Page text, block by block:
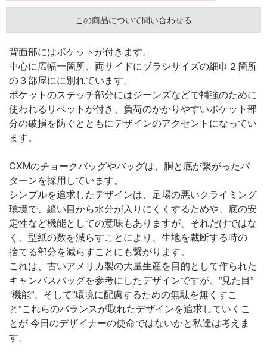
この商品について問い合わせる
背面部にはポケットが付きます。
中心に広幅一箇所、両サイドにブラシサイズの細巾２箇所
の３部屋にに別れています。
ポケットのステッチ部分にはジーンズなどで補強のために
使われるリベットが付き、負荷のかかりやすいポケット部
分の破損を防ぐとともにデザインのアクセントになってい
ます。
CXMのチョークバッグやバッグは、胴と底が繋がったパ
ターンを採用しています。
シンプルを追求したデザインは、足場の悪いクライミング
環境で、縫い目から水分が入りにくくするためや、底の安
定性など機能としての意味もありますが、それだけではな
く、型紙の数を減らすことにより、生地を裁断する時の
捨てる部分を減らすことにも繋がります。
これは、古いアメリカ製の大量生産を目的として作られた
キャンバスバッグを参考にしたデザインですが、”見た目”
“機能”、そして”環境に配慮するための無駄を無くすこ
と”これらのバランスが取れたデザインを追求していくこ
とが 今日のデザイナーの使命ではないかと私達は考えま
す。